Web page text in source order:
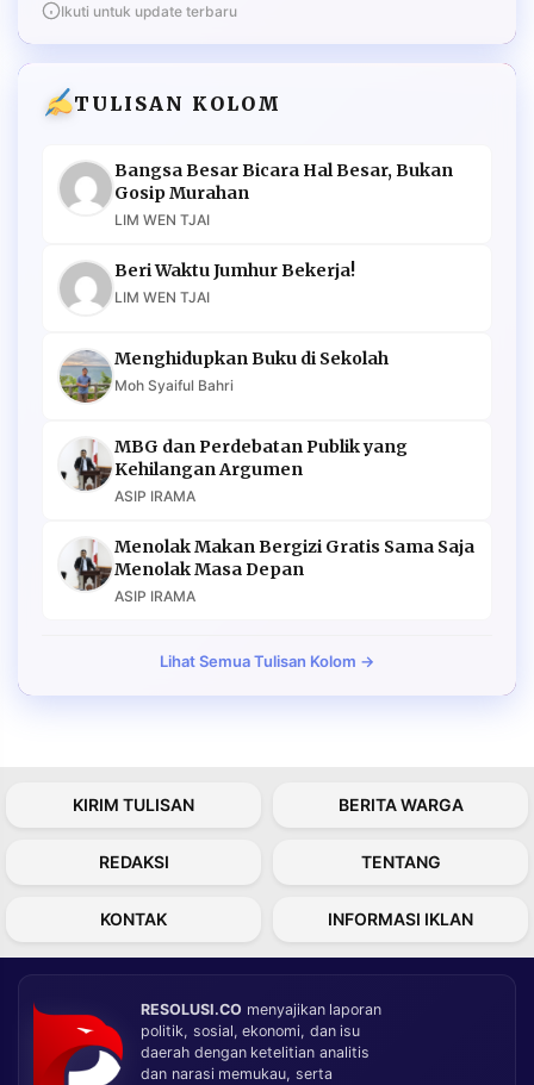
Ikuti untuk update terbaru
TULISAN KOLOM
Bangsa Besar Bicara Hal Besar, Bukan
Gosip Murahan
LIM WEN TJAI
Beri Waktu Jumhur Bekerja!
LIM WEN TJAI
Menghidupkan Buku di Sekolah
Moh Syaiful Bahri
MBG dan Perdebatan Publik yang
Kehilangan Argumen
ASIP IRAMA
Menolak Makan Bergizi Gratis Sama Saja
Menolak Masa Depan
ASIP IRAMA
Lihat Semua Tulisan Kolom →
KIRIM TULISAN BERITA WARGA
REDAKSI TENTANG
KONTAK INFORMASI IKLAN
RESOLUSI.CO menyajikan laporan
politik, sosial, ekonomi, dan isu
daerah dengan ketelitian analitis
dan narasi memukau, serta